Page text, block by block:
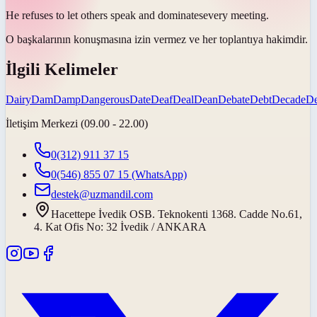
He refuses to let others speak and dominatesevery meeting.
O başkalarının konuşmasına izin vermez ve her toplantıya hakimdir.
İlgili Kelimeler
DairyDamDampDangerousDateDeafDealDeanDebateDebtDecade
İletişim Merkezi (09.00 - 22.00)
0(312) 911 37 15
0(546) 855 07 15 (WhatsApp)
destek@uzmandil.com
Hacettepe İvedik OSB. Teknokenti 1368. Cadde No.61,
4. Kat Ofis No: 32 İvedik / ANKARA